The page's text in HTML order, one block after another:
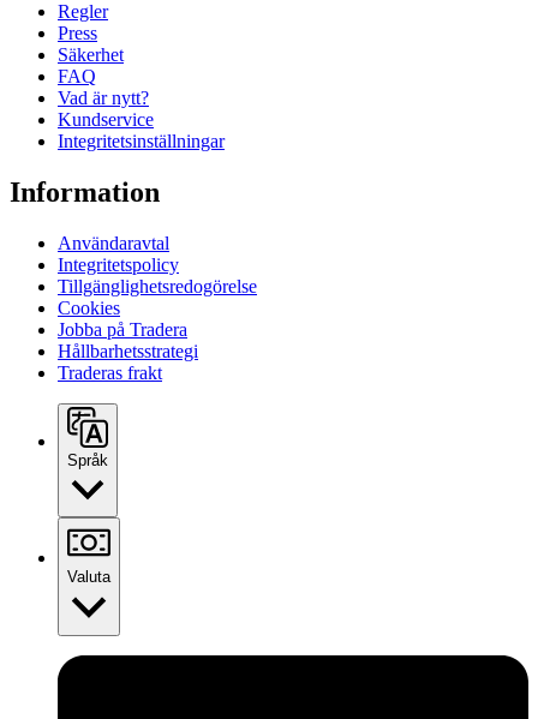
Regler
Press
Säkerhet
FAQ
Vad är nytt?
Kundservice
Integritetsinställningar
Information
Användaravtal
Integritetspolicy
Tillgänglighetsredogörelse
Cookies
Jobba på Tradera
Hållbarhetsstrategi
Traderas frakt
Språk
Valuta